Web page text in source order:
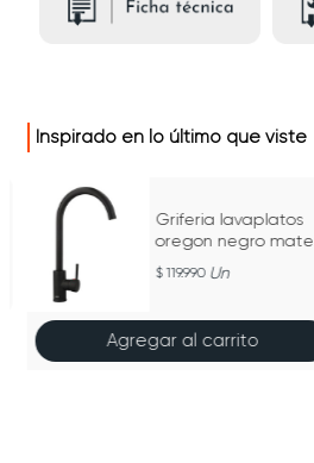
Inspirado en lo último que viste
Griferia lavaplatos
oregon negro mate
119.990 Un
Agregar al carrito